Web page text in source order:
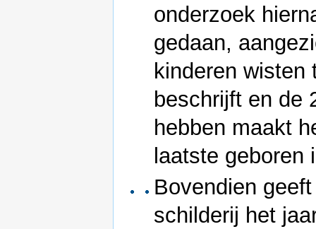
onderzoek
gedaan,
kinderen wisten
beschrijft en de
hebben maakt
laatste geboren
Bovendien
schilderij het